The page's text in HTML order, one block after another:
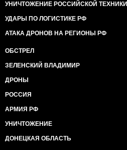
УНИЧТОЖЕНИЕ РОССИЙСКОЙ ТЕХНИКИ
УДАРЫ ПО ЛОГИСТИКЕ РФ
АТАКА ДРОНОВ НА РЕГИОНЫ РФ
ОБСТРЕЛ
ЗЕЛЕНСКИЙ ВЛАДИМИР
ДРОНЫ
РОССИЯ
АРМИЯ РФ
УНИЧТОЖЕНИЕ
ДОНЕЦКАЯ ОБЛАСТЬ